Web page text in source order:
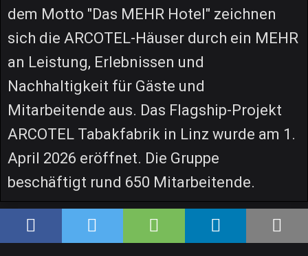
dem Motto "Das MEHR Hotel" zeichnen
sich die ARCOTEL-Häuser durch ein MEHR
an Leistung, Erlebnissen und
Nachhaltigkeit für Gäste und
Mitarbeitende aus. Das Flagship-Projekt
ARCOTEL Tabakfabrik in Linz wurde am 1.
April 2026 eröffnet. Die Gruppe
beschäftigt rund 650 Mitarbeitende.